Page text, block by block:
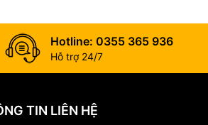
Hotline: 0355 365 936
Hỗ trợ 24/7
TIN LIÊN HỆ